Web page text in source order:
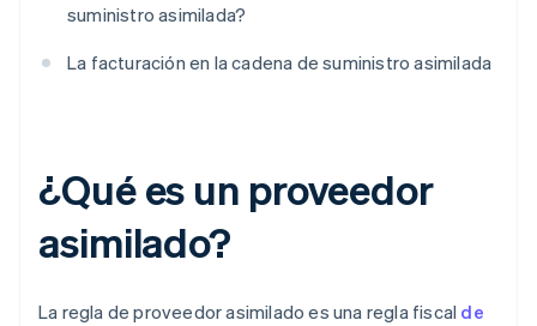
suministro asimilada?
La facturación en la cadena de suministro asimilada
¿Qué es un proveedor
asimilado?
La regla de proveedor asimilado es una regla fiscal de